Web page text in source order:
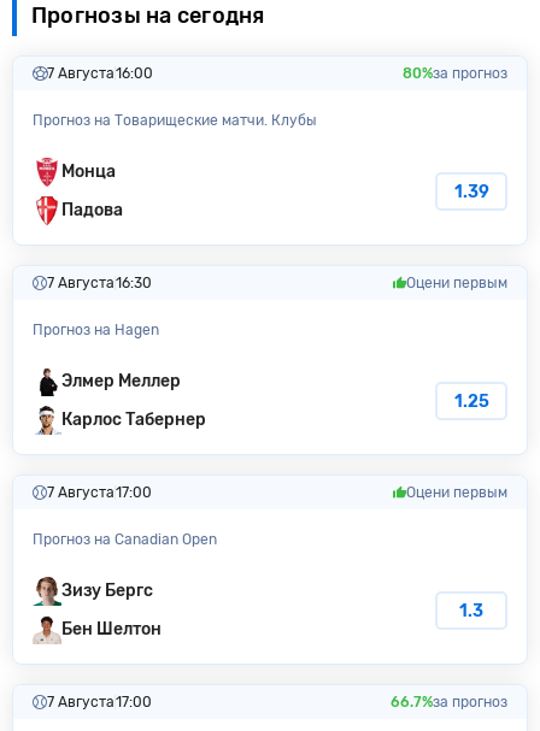
Прогнозы на сегодня
7 Августа16:00 80%за прогноз
Прогноз на Товарищеские матчи. Клубы
Монца
Падова
1.39
7 Августа16:30 Оцени первым
Прогноз на Hagen
Элмер Меллер
Карлос Табернер
1.25
7 Августа17:00 Оцени первым
Прогноз на Canadian Open
Зизу Бергс
Бен Шелтон
1.3
7 Августа17:00 66.7%за прогноз